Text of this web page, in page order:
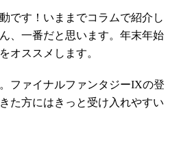
です！いままでコラムで紹介し
、一番だと思います。年末年始
オススメします。
ファイナルファンタジーIXの登
た方にはきっと受け入れやすい